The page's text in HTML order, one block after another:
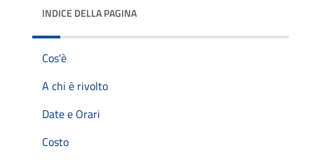
INDICE DELLA PAGINA
Cos'è
A chi è rivolto
Date e Orari
Costo